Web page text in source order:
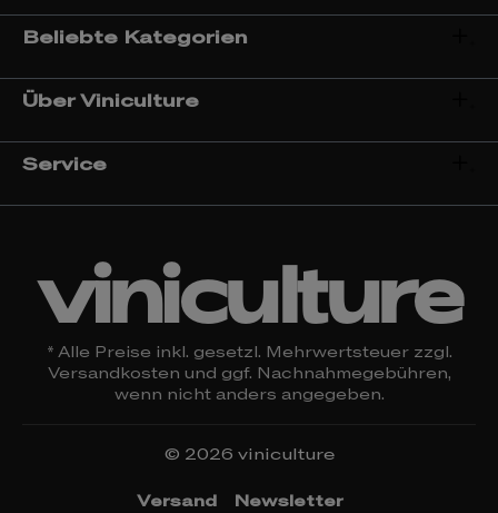
Beliebte Kategorien
Über Viniculture
Service
viniculture
* Alle Preise inkl. gesetzl. Mehrwertsteuer zzgl.
Versandkosten und ggf. Nachnahmegebühren,
wenn nicht anders angegeben.
© 2026 viniculture
Versand Newsletter